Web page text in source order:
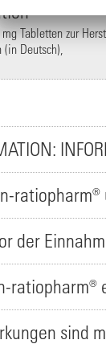
Tabletten zur
Deutsch),
der
ratiopharm®
sind